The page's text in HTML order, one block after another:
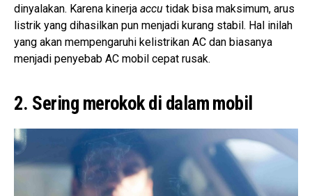
dinyalakan. Karena kinerja accu tidak bisa maksimum, arus
listrik yang dihasilkan pun menjadi kurang stabil. Hal inilah
yang akan mempengaruhi kelistrikan AC dan biasanya
menjadi penyebab AC mobil cepat rusak.
2. Sering merokok di dalam mobil